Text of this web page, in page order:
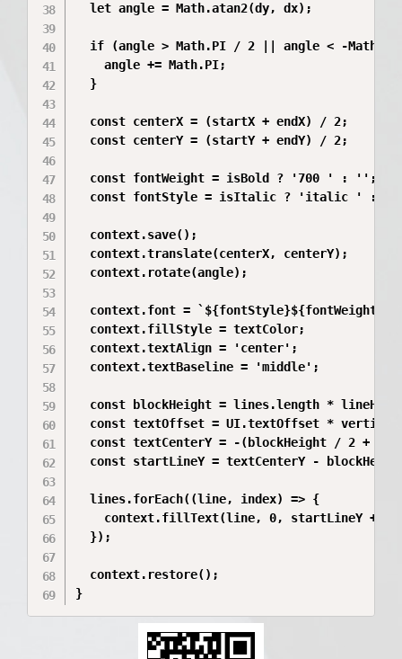
  let angle = Math.atan2(dy, dx);
if (angle > Math.PI / 2 || angle < -Math.PI
    angle += Math.PI;
  }
  const centerX = (startX + endX) / 2;
  const centerY = (startY + endY) / 2;
  const fontWeight = isBold ? '700 ' : '';
const fontStyle = isItalic ? 'italic ' :
  context.save();
  context.translate(centerX, centerY);
  context.rotate(angle);
context.font =
  context.fillStyle = textColor;
  context.textAlign = 'center';
  context.textBaseline = 'middle';
const blockHeight = lines.length *
const textOffset = UI.textOffset *
const textCenterY = -(blockHeight / 2 +
const startLineY = textCenterY -
  lines.forEach((line, index) => {
context.fillText(line, 0, startLineY +
  });
  context.restore();
}